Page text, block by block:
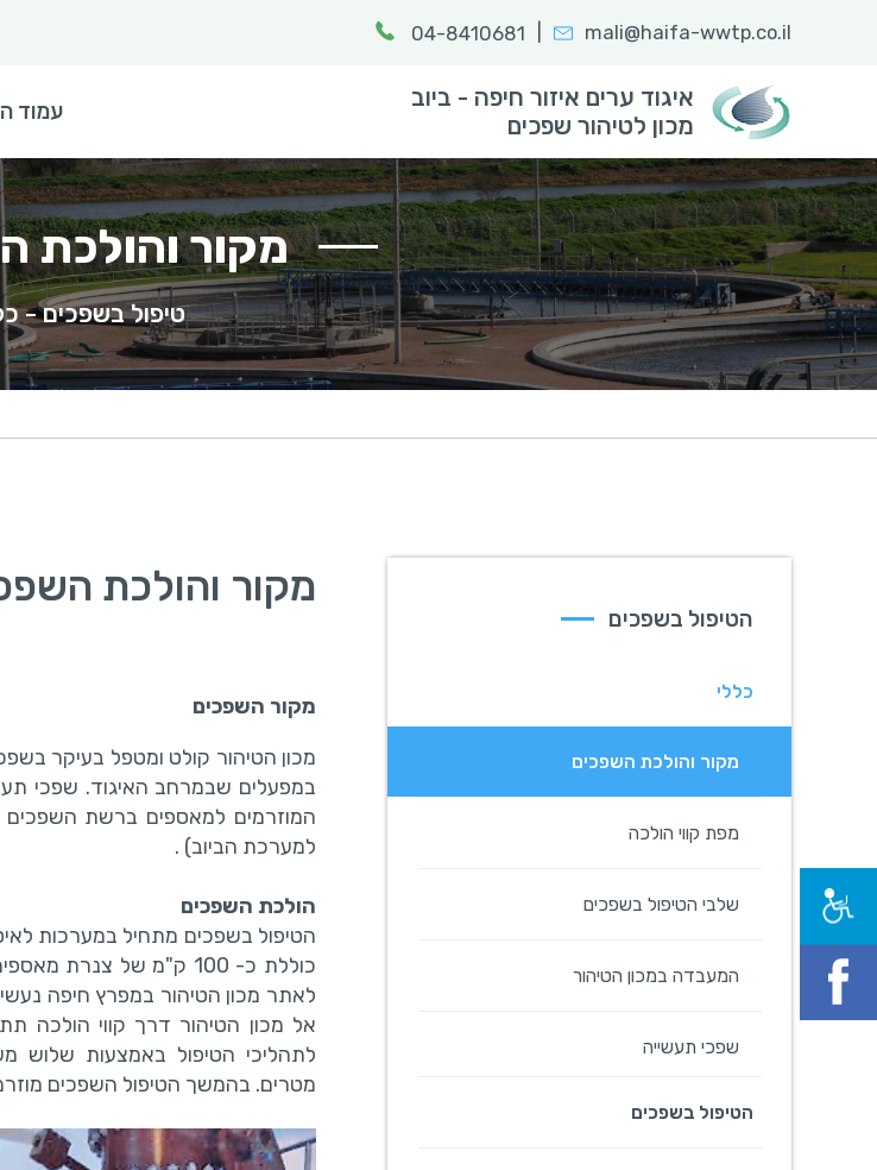
חפש: הקלד מילת חיפוש
mali@haifa-wwtp.co.il
04-8410681
איגוד ערים איזור חיפה - ביוב
מכון לטיהור שפכים
עמוד
מקור והולכת
טיפול בשפכים -
הטיפול בשפכים
כללי
מקור והולכת השפכים
מפת קווי הולכה
שלבי הטיפול בשפכים
המעבדה במכון הטיהור
שפכי תעשייה
הטיפול בשפכים
מקור והולכת
מקור השפכים
מכון הטיהור קולט ומטפל בעיקר
המוזרמים למאספים ברשת השפכים
למערכת הביוב) .
הולכת השפכים
הטיפול בשפכים מתחיל במערכות
אל מכון הטיהור דרך קווי הולכה
מטרים. בהמשך הטיפול השפכים